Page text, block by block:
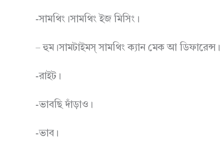
-সামথিং।সামথিং ইজ মিসিং।
– হুম।সামটাইমস্ সামথিং ক্যান মেক আ ডিফারেন্স।
-রাইট।
-ভাবছি দাঁড়াও।
-ভাব।